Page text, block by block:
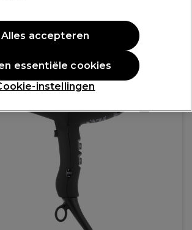
EXCLUSIEF
instellingen
essentiële cookies
Alles accepteren